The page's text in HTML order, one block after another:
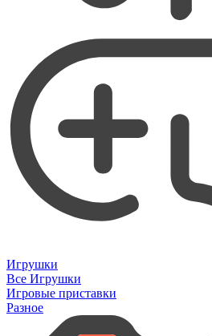
Игрушки
Все Игрушки
Игровые приставки
Разное